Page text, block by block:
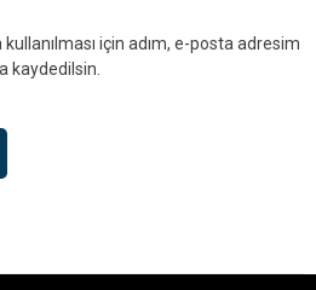
için adım, e-posta adresim
kaydedilsin.